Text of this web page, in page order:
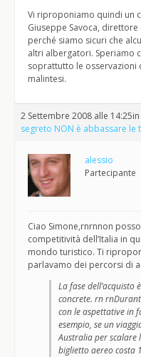
Vi riproponiamo quindi un
Giuseppe Savoca,
perché siamo sicuri che
altri albergatori. Speriamo
soprattutto le osservazioni
malintesi.
2 Settembre 2008 alle 14:25
segreto NON è abbassare le
alessio
Partecipante
Ciao Simone,rnrnnon
competitività dell’Italia in
mondo turistico. Ti
parlavamo dei percorsi di
La fase dell’acquisto
concrete. rn
con le aspettative in
esempio, se un
Australia per scalare
biglietto aereo costa